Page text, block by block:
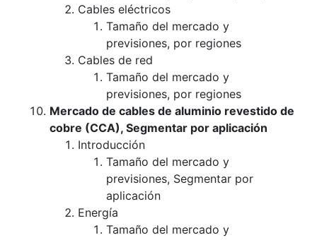
Cables eléctricos
Tamaño del mercado y
previsiones, por regiones
Cables de red
Tamaño del mercado y
previsiones, por regiones
Mercado de cables de aluminio revestido de
cobre (CCA), Segmentar por aplicación
Introducción
Tamaño del mercado y
previsiones, Segmentar por
aplicación
Energía
Tamaño del mercado y